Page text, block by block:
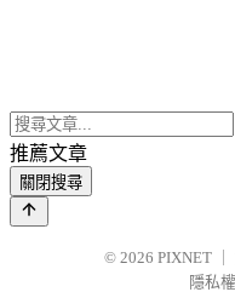
推薦文章
關閉搜尋
© 2026 PIXNET
隱私